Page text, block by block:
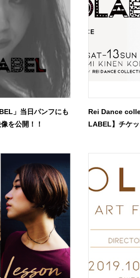
」当日パンフにも
を公開！！
Rei Dance
LABEL】チケ